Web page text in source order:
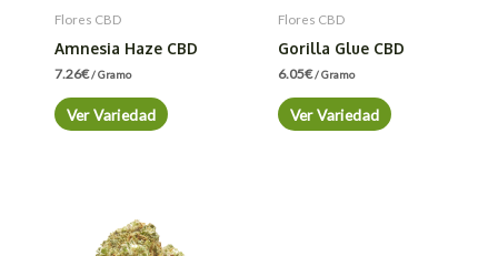
Flores CBD
Amnesia Haze CBD
7.26€/ Gramo
Ver Variedad
Flores CBD
Gorilla Glue CBD
6.05€/ Gramo
Ver Variedad